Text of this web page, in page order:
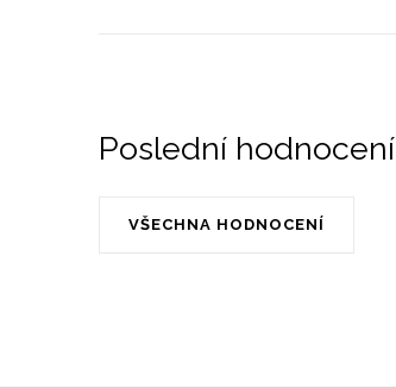
Poslední hodnocení
VŠECHNA HODNOCENÍ